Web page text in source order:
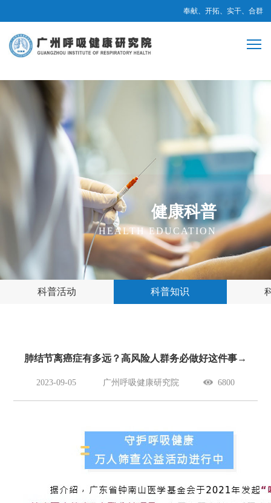
奉献、开拓、实干、合群
健康科普
HEALTH EDUCATION
科普活动 科普知识
肺结节离癌症有多远？高风险人群务必做好这件事→
2023-09-05 广州呼吸健康研究院 6800